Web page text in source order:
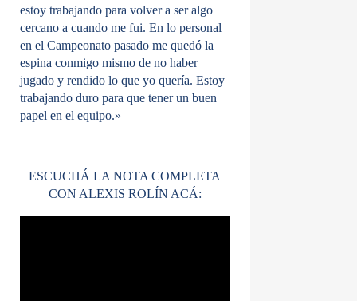
estoy trabajando para volver a ser algo
cercano a cuando me fui. En lo personal
en el Campeonato pasado me quedó la
espina conmigo mismo de no haber
jugado y rendido lo que yo quería. Estoy
trabajando duro para que tener un buen
papel en el equipo.»
ESCUCHÁ LA NOTA COMPLETA
CON ALEXIS ROLÍN ACÁ: